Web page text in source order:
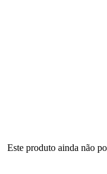
Este produto ainda não